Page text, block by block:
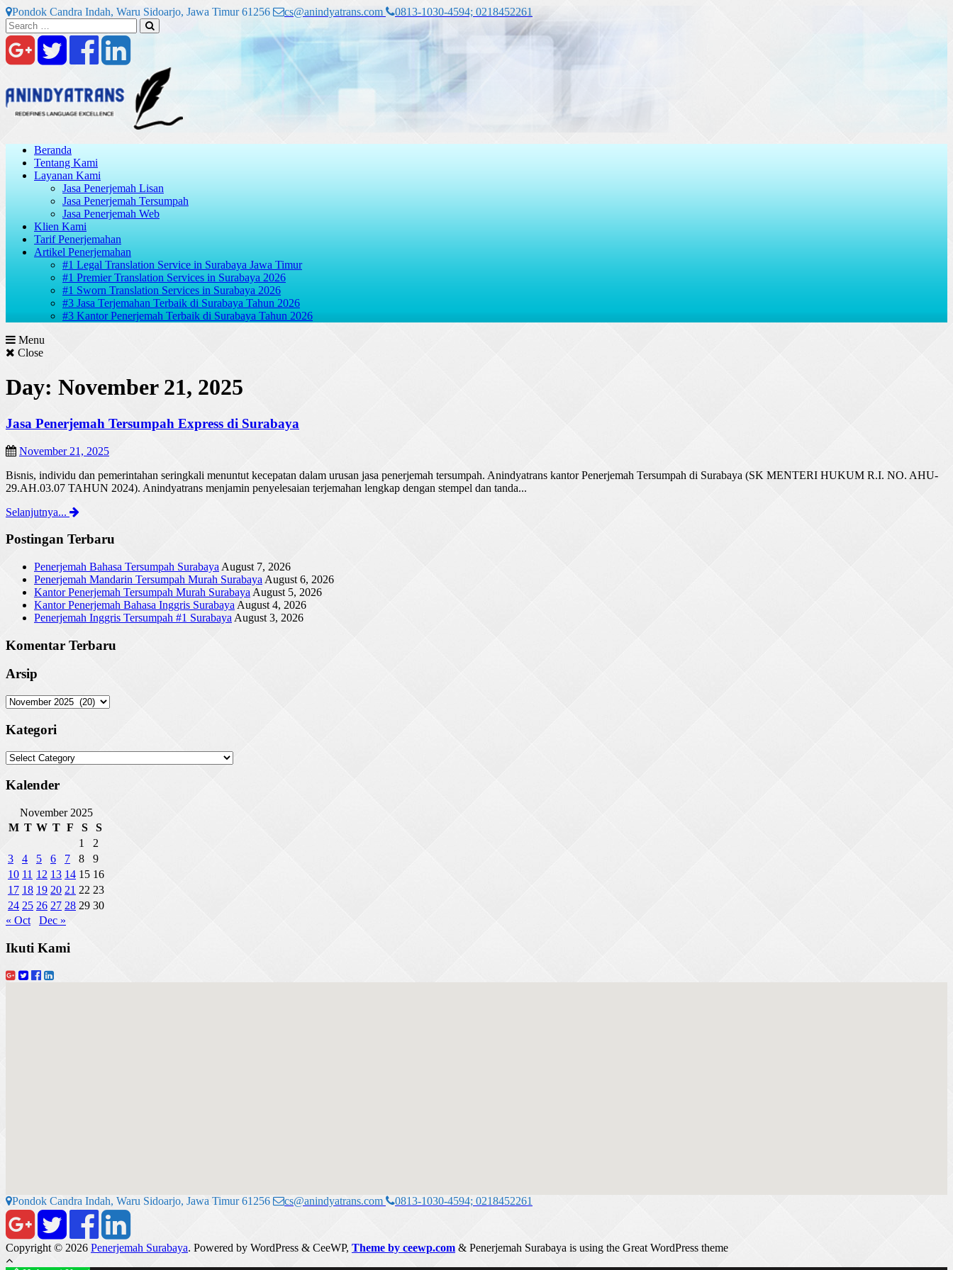
Skip
to
content
Pondok Candra Indah, Waru Sidoarjo, Jawa Timur 61256 cs@anindyatrans.com
0813-1030-4594; 0218452261
Search
for:
Beranda
Tentang Kami
Layanan Kami
Jasa Penerjemah Lisan
Jasa Penerjemah Tersumpah
Jasa Penerjemah Web
Klien Kami
Tarif Penerjemahan
Artikel Penerjemahan
#1 Legal Translation Service in Surabaya Jawa Timur
#1 Premier Translation Services in Surabaya 2026
#1 Sworn Translation Services in Surabaya 2026
#3 Jasa Terjemahan Terbaik di Surabaya Tahun 2026
#3 Kantor Penerjemah Terbaik di Surabaya Tahun 2026
Menu
Close
Day: November 21, 2025
Jasa Penerjemah Tersumpah Express di Surabaya
November 21, 2025
Bisnis, individu dan pemerintahan seringkali menuntut kecepatan dalam urusan jasa penerjemah tersumpah. Anindyatrans kantor Penerjemah Tersumpah di Surabaya (SK MENTERI HUKUM R.I. NO. AHU-
29.AH.03.07 TAHUN 2024). Anindyatrans menjamin penyelesaian terjemahan lengkap dengan stempel dan tanda...
Selanjutnya...
Postingan Terbaru
Penerjemah Bahasa Tersumpah Surabaya August 7, 2026
Penerjemah Mandarin Tersumpah Murah Surabaya August 6, 2026
Kantor Penerjemah Tersumpah Murah Surabaya August 5, 2026
Kantor Penerjemah Bahasa Inggris Surabaya August 4, 2026
Penerjemah Inggris Tersumpah #1 Surabaya August 3, 2026
Komentar Terbaru
Arsip
Arsip
Kategori
Kategori
Kalender
November 2025
M T W T F S
S
1
2
3
4 5 6 7 8
9
10 11 12 13 14 15 16
17 18 19 20 21 22 23
24 25 26 27 28 29 30
« Oct
Dec »
Ikuti Kami
Pondok Candra Indah, Waru Sidoarjo, Jawa Timur 61256 cs@anindyatrans.com 0813-1030-4594; 0218452261
Copyright © 2026 Penerjemah Surabaya. Powered by WordPress & CeeWP, Theme by ceewp.com & Penerjemah Surabaya is using the Great WordPress theme